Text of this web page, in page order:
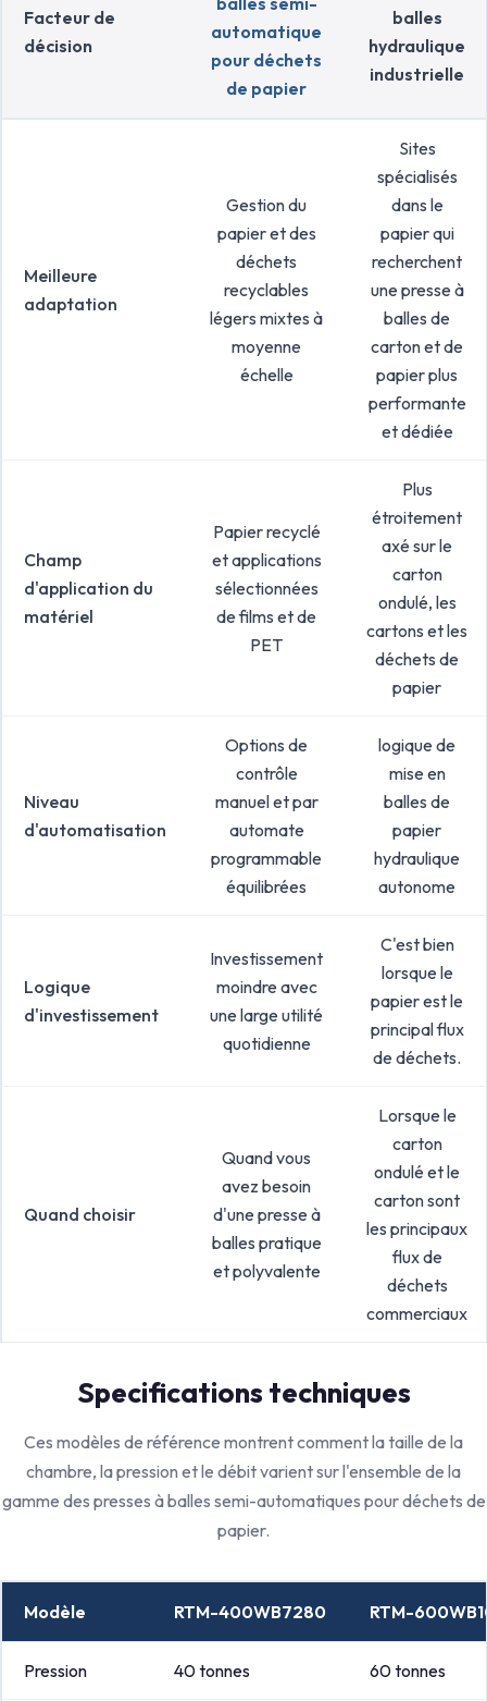
Facteur de
décision
automatique
pour déchets
de papier
balles
hydraulique
industrielle
Meilleure
adaptation
Gestion du
papier et des
déchets
recyclables
légers mixtes à
moyenne
échelle
Sites
spécialisés
dans le
papier qui
recherchent
une presse à
balles de
carton et de
papier plus
performante
et dédiée
Champ
d'application du
matériel
Papier recyclé
et applications
sélectionnées
de films et de
PET
Plus
étroitement
axé sur le
carton
ondulé, les
cartons et les
déchets de
papier
Niveau
d'automatisation
Options de
contrôle
manuel et par
automate
programmable
équilibrées
logique de
mise en
balles de
papier
hydraulique
autonome
Logique
d'investissement
Investissement
moindre avec
une large utilité
quotidienne
C'est bien
lorsque le
papier est le
principal flux
de déchets.
Quand choisir
Quand vous
avez besoin
d'une presse à
balles pratique
et polyvalente
Lorsque le
carton
ondulé et le
carton sont
les principaux
flux de
déchets
commerciaux
Specifications techniques
Ces modèles de référence montrent comment la taille de la
chambre, la pression et le débit varient sur l'ensemble de la
gamme des presses à balles semi-automatiques pour déchets de
papier.
Modèle RTM-400WB7280 RTM-
Pression 40 tonnes 60 tonnes